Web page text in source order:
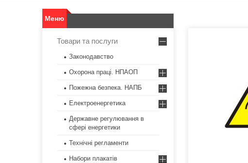
Товари та послуги
Законодавство
Охорона праці. НПАОП
Пожежна безпека. НАПБ
Електроенергетика
Державне регулювання в
сфері енергетики
Технічні регламенти
Набори плакатів